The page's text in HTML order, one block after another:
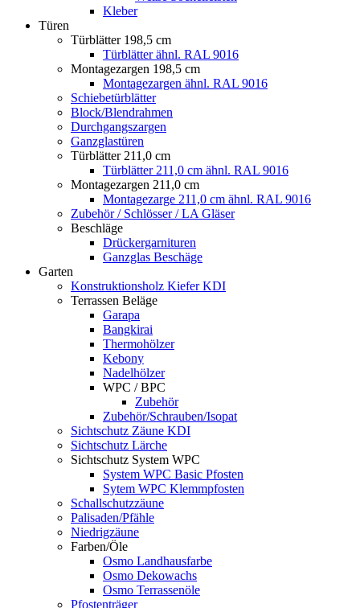
Kleber
Türen
Türblätter 198,5 cm
Türblätter ähnl. RAL 9016
Montagezargen 198,5 cm
Montagezargen ähnl. RAL 9016
Schiebetürblätter
Block/Blendrahmen
Durchgangszargen
Ganzglastüren
Türblätter 211,0 cm
Türblätter 211,0 cm ähnl. RAL 9016
Montagezargen 211,0 cm
Montagezarge 211,0 cm ähnl. RAL 9016
Zubehör / Schlösser / LA Gläser
Beschläge
Drückergarnituren
Ganzglas Beschäge
Garten
Konstruktionsholz Kiefer KDI
Terrassen Beläge
Garapa
Bangkirai
Thermohölzer
Kebony
Nadelhölzer
WPC / BPC
Zubehör
Zubehör/Schrauben/Isopat
Sichtschutz Zäune KDI
Sichtschutz Lärche
Sichtschutz System WPC
System WPC Basic Pfosten
Sytem WPC Klemmpfosten
Schallschutzzäune
Palisaden/Pfähle
Niedrigzäune
Farben/Öle
Osmo Landhausfarbe
Osmo Dekowachs
Osmo Terrassenöle
Pfostenträger